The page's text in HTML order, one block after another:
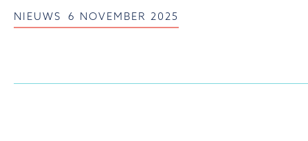
NIEUWS 6 NOVEMBER 2025